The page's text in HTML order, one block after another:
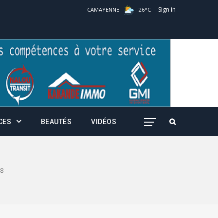
CAMAYENNE 26°C Sign in
BEAUTÉS VIDÉOS